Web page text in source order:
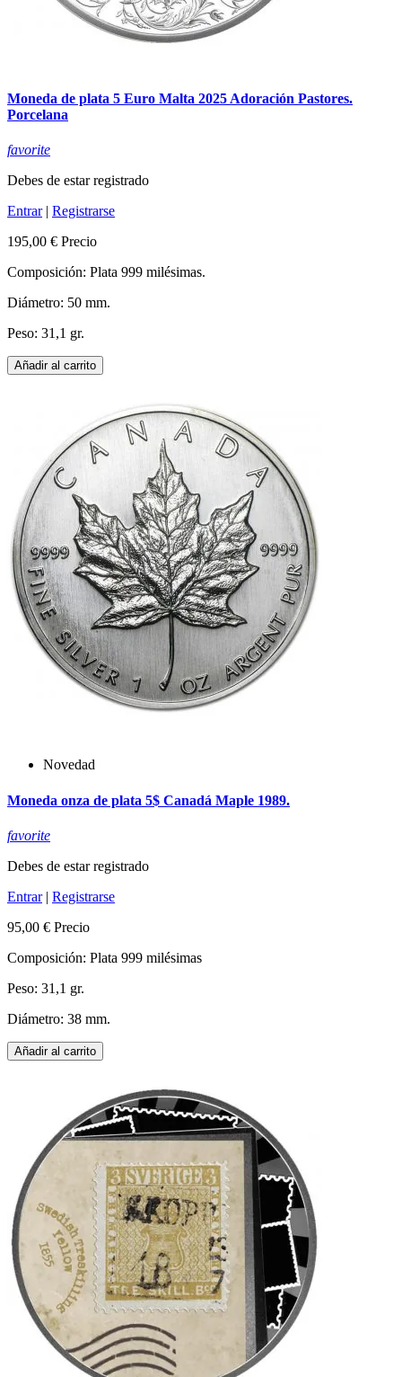
Moneda de plata 5 Euro Malta 2025 Adoración Pastores.
Porcelana
favorite
Debes de estar registrado
Entrar| Registrarse
195,00 € Precio
Composición: Plata 999 milésimas.
Diámetro: 50 mm.
Peso: 31,1 gr.
Añadir al carrito
Novedad
Moneda onza de plata 5$ Canadá Maple 1989.
favorite
Debes de estar registrado
Entrar| Registrarse
95,00 € Precio
Composición: Plata 999 milésimas
Peso: 31,1 gr.
Diámetro: 38 mm.
Añadir al carrito